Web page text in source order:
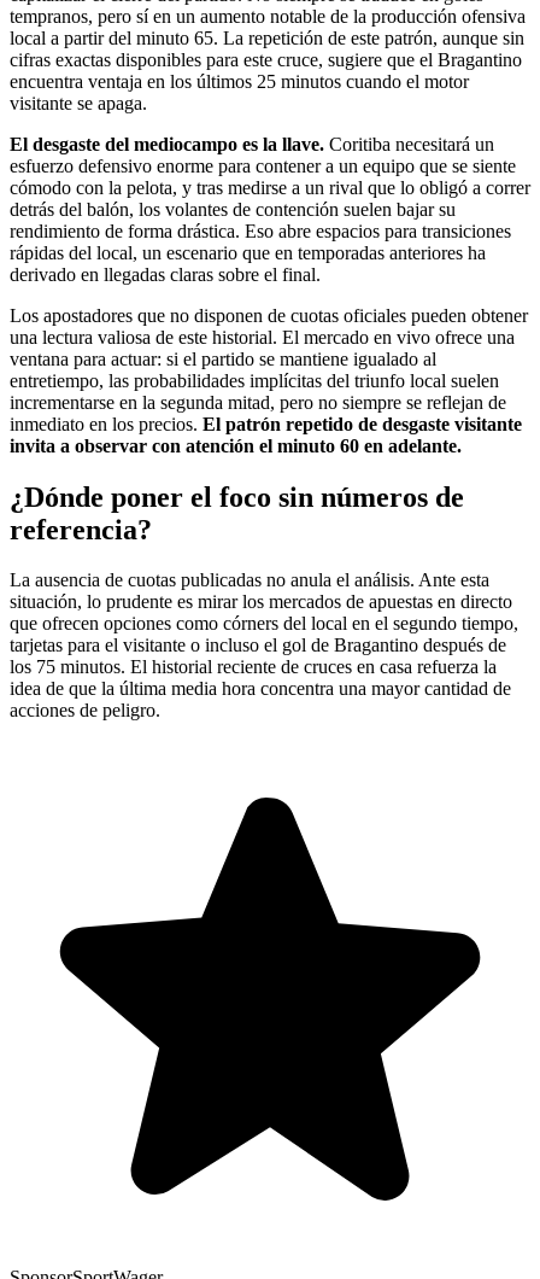
tempranos, pero sí en un aumento notable de la producción ofensiva
local a partir del minuto 65. La repetición de este patrón, aunque sin
cifras exactas disponibles para este cruce, sugiere que el Bragantino
encuentra ventaja en los últimos 25 minutos cuando el motor
visitante se apaga.
El desgaste del mediocampo es la llave. Coritiba necesitará un
esfuerzo defensivo enorme para contener a un equipo que se siente
cómodo con la pelota, y tras medirse a un rival que lo obligó a correr
detrás del balón, los volantes de contención suelen bajar su
rendimiento de forma drástica. Eso abre espacios para transiciones
rápidas del local, un escenario que en temporadas anteriores ha
derivado en llegadas claras sobre el final.
Los apostadores que no disponen de cuotas oficiales pueden obtener
una lectura valiosa de este historial. El mercado en vivo ofrece una
ventana para actuar: si el partido se mantiene igualado al
entretiempo, las probabilidades implícitas del triunfo local suelen
incrementarse en la segunda mitad, pero no siempre se reflejan de
inmediato en los precios. El patrón repetido de desgaste visitante
invita a observar con atención el minuto 60 en adelante.
¿Dónde poner el foco sin números de
referencia?
La ausencia de cuotas publicadas no anula el análisis. Ante esta
situación, lo prudente es mirar los mercados de apuestas en directo
que ofrecen opciones como córners del local en el segundo tiempo,
tarjetas para el visitante o incluso el gol de Bragantino después de
los 75 minutos. El historial reciente de cruces en casa refuerza la
idea de que la última media hora concentra una mayor cantidad de
acciones de peligro.